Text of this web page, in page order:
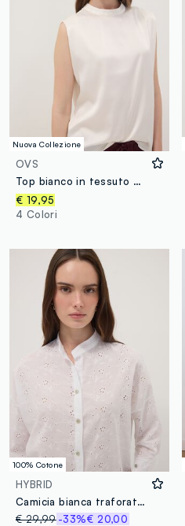
Nuova Collezione
OVS
Top bianco in tessuto elasticizzato con collo alto
€ 19,95
4 Colori
100% Cotone
HYBRID
Camicia bianca traforata in puro cotone con collo coreano regular fit
€ 29,99-33%€ 20,00